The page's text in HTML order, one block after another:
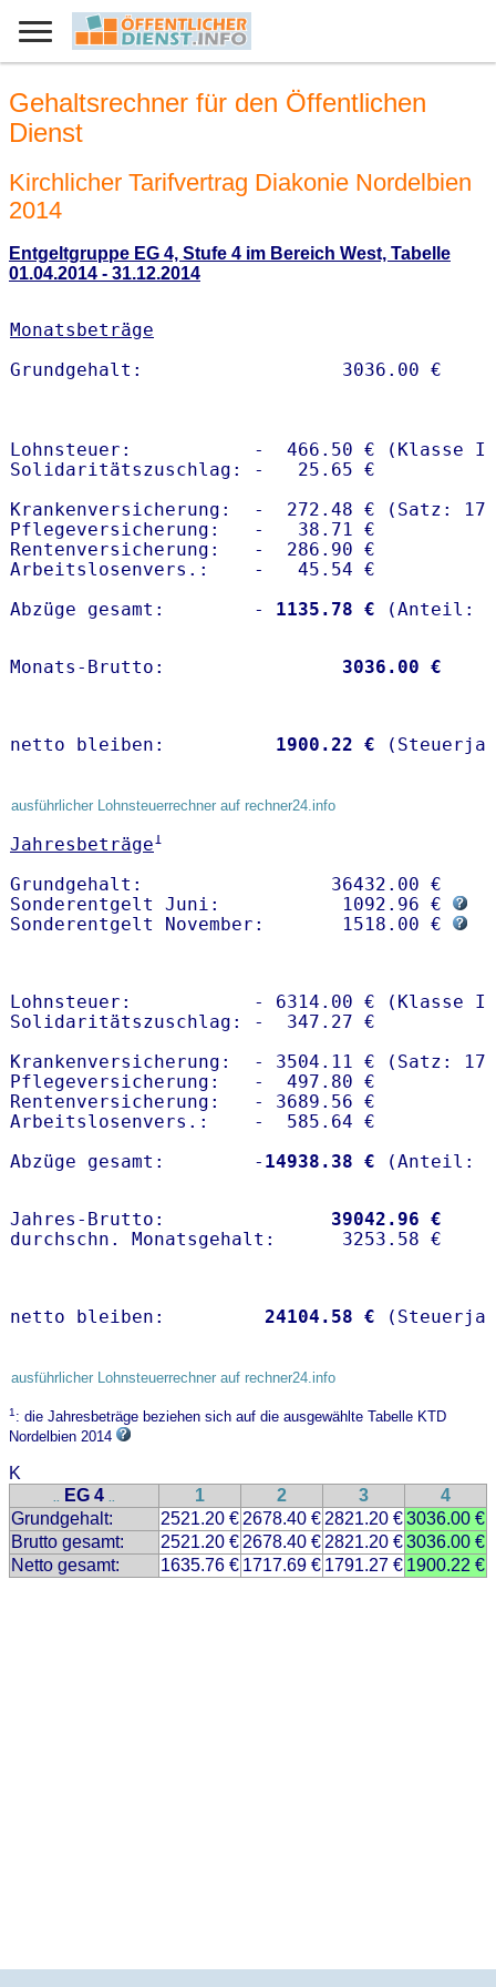
Gehaltsrechner für den Öffentlichen
Dienst
Kirchlicher Tarifvertrag Diakonie Nordelbien
2014
Entgeltgruppe EG 4, Stufe 4 im Bereich West, Tabelle
01.04.2014 - 31.12.2014
Monatsbeträge
Lohnsteuer:           -  466.50 € (Klasse I)
Solidaritätszuschlag: -   25.65 €
Krankenversicherung:  -  272.48 € (Satz:
Pflegeversicherung:   -   38.71 €
Rentenversicherung:   -  286.90 €
Arbeitslosenvers.:    -   45.54 €
Abzüge gesamt:        -
1135.78 €
Monats-Brutto: 3036.00 €
netto bleiben: 1900.22 €
ausführlicher Lohnsteuerrechner auf rechner24.info
Jahresbeträge1
Grundgehalt:                 36432.00 €
Sonderentgelt Juni:           1092.96 €
Sonderentgelt November:       1518.00 €
Lohnsteuer:           - 6314.00 € (Klasse I)
Solidaritätszuschlag: -  347.27 €
Krankenversicherung:  - 3504.11 € (Satz:
Pflegeversicherung:   -  497.80 €
Rentenversicherung:   - 3689.56 €
Arbeitslosenvers.:    -  585.64 €
Abzüge gesamt:        - 14938.38 €
Jahres-Brutto: 39042.96 €
netto bleiben: 24104.58 €
ausführlicher Lohnsteuerrechner auf rechner24.info
1: die Jahresbeträge beziehen sich auf die ausgewählte Tabelle KTD
Nordelbien 2014
K
.. EG 4 .. 1 2 3
4
Grundgehalt:
2521.20 € 2678.40 € 2821.20 €3036.00 €
Brutto gesamt:
2521.20 € 2678.40 € 2821.20 €3036.00 €
Netto gesamt:
1635.76 € 1717.69 € 1791.27 € 1900.22 €